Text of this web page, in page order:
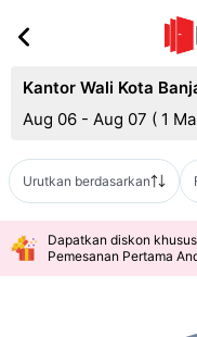
Kantor Wali Kota
Aug 06 - Aug 07 ( 1
Urutkan berdasarkan
Dapatkan diskon
Pemesanan Pertama